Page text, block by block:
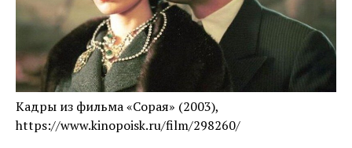
Кадры из фильма «Сорая» (2003),
https://www.kinopoisk.ru/film/298260/